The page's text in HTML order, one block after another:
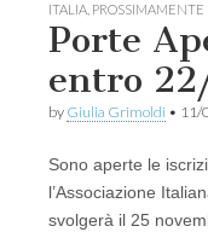
ITALIA PROSSIMAMENTE
Porte
entro
by Giulia Grimoldi • 11/
Sono aperte le
l’Associazione
svolgerà il 25